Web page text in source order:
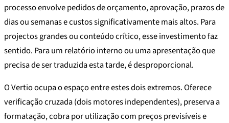
processo envolve pedidos de orçamento, aprovação, prazos de
dias ou semanas e custos significativamente mais altos. Para
projectos grandes ou conteúdo crítico, esse investimento faz
sentido. Para um relatório interno ou uma apresentação que
precisa de ser traduzida esta tarde, é desproporcional.
O Vertio ocupa o espaço entre estes dois extremos. Oferece
verificação cruzada (dois motores independentes), preserva a
formatação, cobra por utilização com preços previsíveis e